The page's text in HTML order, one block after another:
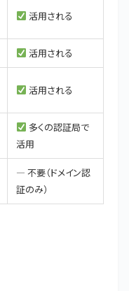
活用される
活用される
活用される
多くの認証局で
活用
― 不要（ドメイン認
証のみ）